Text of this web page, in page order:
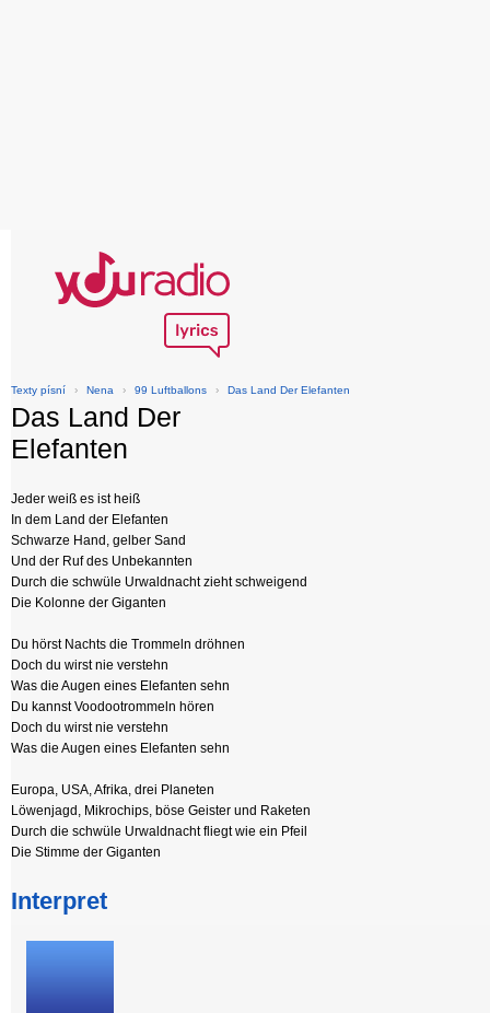
Texty písní › Nena › 99 Luftballons › Das Land Der Elefanten
Das Land Der
Elefanten
Jeder weiß es ist heiß
In dem Land der Elefanten
Schwarze Hand, gelber Sand
Und der Ruf des Unbekannten
Durch die schwüle Urwaldnacht zieht schweigend
Die Kolonne der Giganten
Du hörst Nachts die Trommeln dröhnen
Doch du wirst nie verstehn
Was die Augen eines Elefanten sehn
Du kannst Voodootrommeln hören
Doch du wirst nie verstehn
Was die Augen eines Elefanten sehn
Europa, USA, Afrika, drei Planeten
Löwenjagd, Mikrochips, böse Geister und Raketen
Durch die schwüle Urwaldnacht fliegt wie ein Pfeil
Die Stimme der Giganten
Interpret